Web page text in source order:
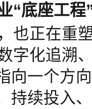
“底座工程
也正在重
字化追溯
向一个方
持续投入